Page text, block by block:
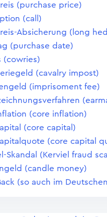
(purchase price)
(call)
Absicherung (long
(purchase date)
(cowries)
(cavalry impost)
(imprisoment fee)
(core inflation)
(core capital)
(core capital
Skandal (Kerviel fraud
(candle money)
(so auch im